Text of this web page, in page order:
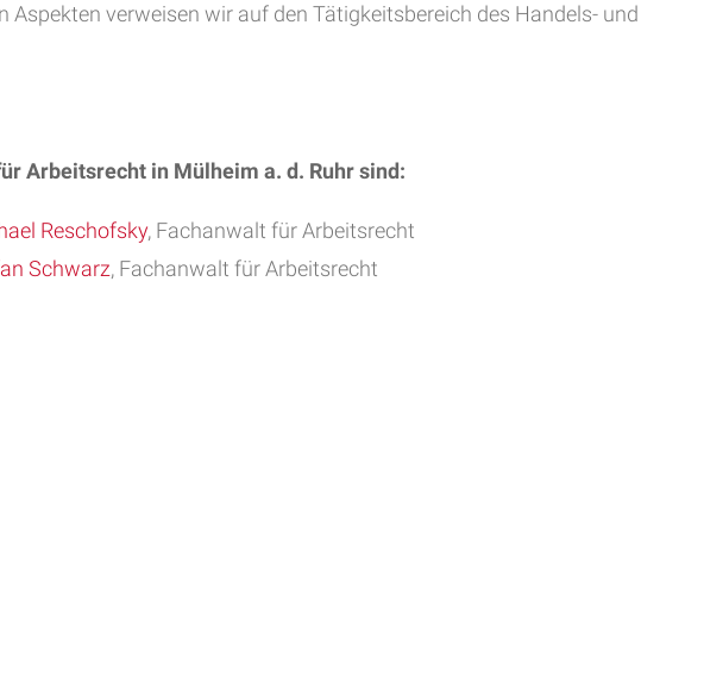
Aspekten verweisen wir auf den Tätigkeitsbereich des Handels- und
Arbeitsrecht in Mülheim a. d. Ruhrsind:
Reschofsky, Fachanwalt für Arbeitsrecht
Schwarz, Fachanwalt für Arbeitsrecht